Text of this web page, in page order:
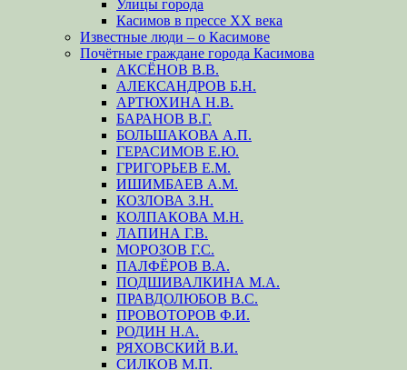
Улицы города
Касимов в прессе XX века
Известные люди – о Касимове
Почётные граждане города Касимова
АКСЁНОВ В.В.
АЛЕКСАНДРОВ Б.Н.
АРТЮХИНА Н.В.
БАРАНОВ В.Г.
БОЛЬШАКОВА А.П.
ГЕРАСИМОВ Е.Ю.
ГРИГОРЬЕВ Е.М.
ИШИМБАЕВ А.М.
КОЗЛОВА З.Н.
КОЛПАКОВА М.Н.
ЛАПИНА Г.В.
МОРОЗОВ Г.С.
ПАЛФЁРОВ В.А.
ПОДШИВАЛКИНА М.А.
ПРАВДОЛЮБОВ В.С.
ПРОВОТОРОВ Ф.И.
РОДИН Н.А.
РЯХОВСКИЙ В.И.
СИЛКОВ М.П.